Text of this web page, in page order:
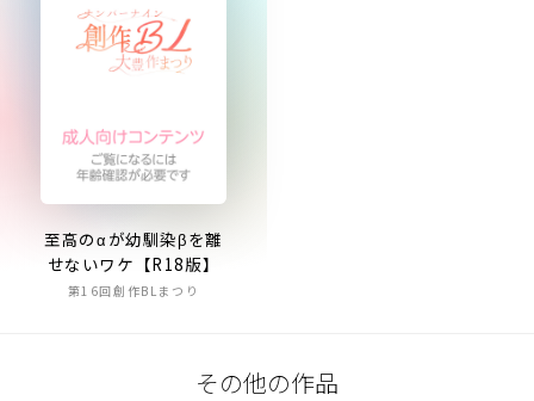
至高のαが幼馴染βを離
せないワケ【R18版】
第16回創作BLまつり
その他の作品